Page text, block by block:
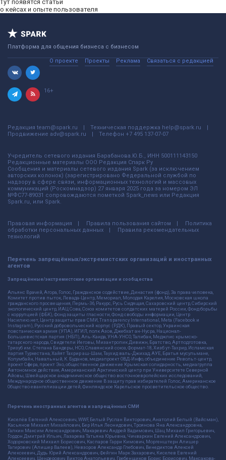
Тут появятся статьи
о кейсах и опыте пользователя
Платформа для общения бизнеса с бизнесом
О проекте Проекты Реклама Связаться с редакцией
16+
Редакция team@spark.ru Техническая поддержка help@spark.ru
Продвижение adv@spark.ru Телефон +7 495 137-07-07
Учредитель сетевого издания Барабанова.Ю.Б., ИНН 500111143150
Редакционные материалы ООО Редакция Спарк Ру
Сообщения и материалы сетевого издания Spark (за исключением
авторских колонок) (зарегистрировано Федеральной службой по
надзору в сфере связи, информационных технологий и массовых
коммуникаций (Роскомнадзор) 27 января 2025 года за номером ЭЛ
№ФС77-89031 сопровождаются пометкой Spark_news или Редакция
Spark.ru, или Spark.
Правовая информация Правила пользования сайтом
Политика
обработки персональных данных
Правила рекомендательных
технологий
Перечень запрещённых/экстремистских организаций и иностранных
агентов
Запрещённые/экстремистские организации и сообщества
Альянс Врачей, Агора, Голос, Гражданское содействие, Династия (фонд), За права человека,
Комитет против пыток, Левада-Центр, Мемориал, Молодая Карелия, Московская школа
гражданского просвещения, Пермь-36, Ракурс, Русь Сидящая, Сахаровский центр, Сибирский
экологический центр, ИАЦ Сова, Союз комитетов солдатских матерей России, Фонд борьбы
с коррупцией (ФБК), Фонд защиты гласности, Фонд свободы информации, Центр
Насилию.нет, Центр защиты прав СМИ, Transparency International, Meta (Facebook и
Instagram), Русский добровольческий корпус (РДК), Правый сектор, Украинская
повстанческая армия (УПА), ИГИЛ, полк Азов, Джебхат ан-Нусра, Национал-
Большевистская партия (НБП), Аль-Каида, УНА-УНСО, Талибан, Меджлис крымско-
татарского народа, Свидетели Иеговы, Мизантропик Дивижн, Братство, Артподготовка,
Тризуб им. Степана Бандеры, НСО, Славянский союз, Формат-18, Хизб ут-Тахрир, Исламская
партия Туркестана, Хайят Тахрир аш-Шам, Таухид валь-Джихад, АУЕ, Братья мусульмане,
Колумбайн, Навальный, К. Буданов, медиапроект ОВД-Инфо, объединение Револьт-центр,
проект Сфера, проект Эхо, общественное движение Крымская солидарность, медиагруппа
Автономное действие, Американский Арктический центр при Университете Северной
Айовы, Швейцарское академическое общество восточноевропейских исследований,
Международное общественное движение В защиту прав избирателей Голос, Американское
Общество евангелизации детей, Финляндское Карельское просветительское общество.
Перечень иностранных агентов и запрещённых СМИ
Киселёв Евгений Алекссевич, WWF, Белый Руслан Викторович, Анатолий Белый (Вайсман),
Касьянов Михаил Михайлович, Бер Илья Леонидович, Троянова Яна Александровна,
Галкин Максим Александрович, Макаревич Андрей Вадимович, Шац Михаил Григорьевич,
Гордон Дмитрий Ильич, Лазарева Татьяна Юрьевна, Чичваркин Евгений Александрович,
Ходорковский Михаил Борисович, Каспаров Гарри Кимович, Моргенштерн Алишер
Тагирович (Алишер Валеев), Невзоров Александр Глебович, Венедиктов Алексей
Алексеевич, Дудь Юрий Александрович, Фейгин Марк Захарович, Киселев Евгений
Алексеевич, Шендерович Виктор Анатольевич, Гребенщиков Борис Борисович, Максакова-